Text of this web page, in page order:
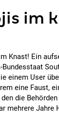
im
Knast! Ein
einem User
eine Faust,
die
mehrere Jahre